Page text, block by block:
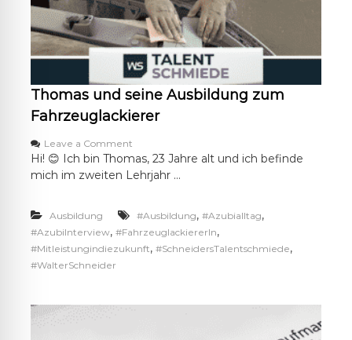
Thomas und seine Ausbildung zum
Fahrzeuglackierer
Leave a Commento
n
T
m
a
u
Hi! 😊 Ich bin Thomas, 23 Jahre alt und ich befinde
mich im zweiten Lehrjahr …
Ausbildung #Ausbildung, #Azubialltag,
#AzubiInterview, #FahrzeuglackiererIn,
#Mitleistungindiezukunft, #SchneidersTalentschmiede,
#WalterSchneider